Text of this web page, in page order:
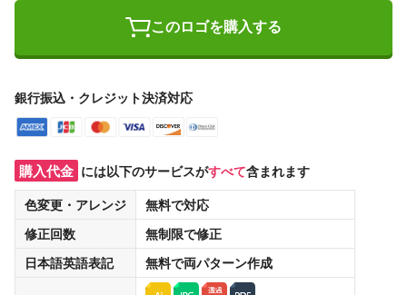
このロゴを購入する
銀行振込・クレジット決済対応
購入代金 には以下のサービスがすべて含まれます
色変更・アレンジ
無料で対応
修正回数
無制限で修正
日本語英語表記
無料で両パターン作成